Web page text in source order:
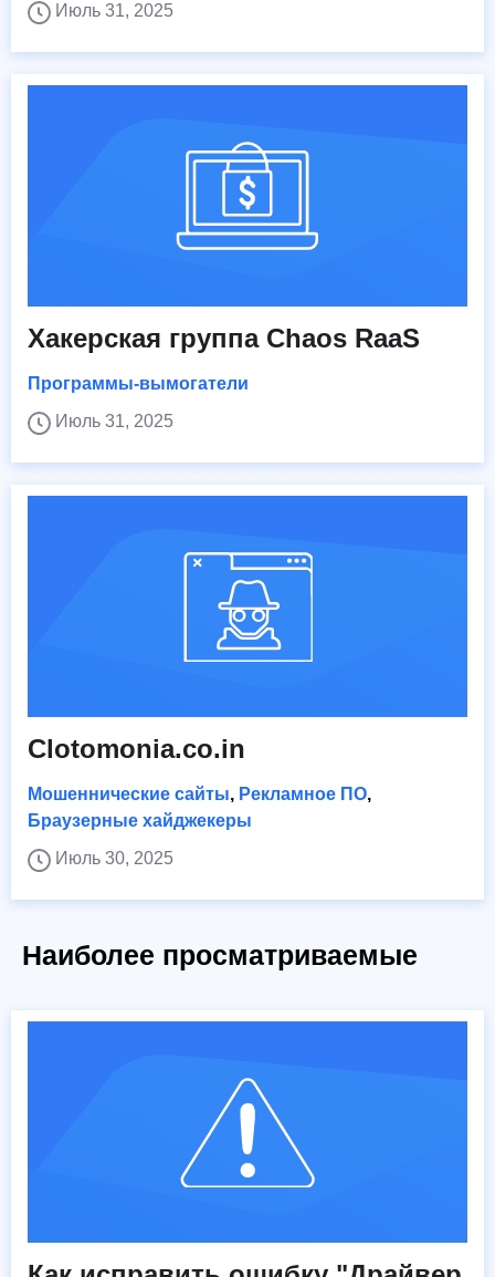
Июль 31, 2025
Хакерская группа Chaos RaaS
Программы-вымогатели
Июль 31, 2025
Clotomonia.co.in
Мошеннические сайты, Рекламное ПО,
Браузерные хайджекеры
Июль 30, 2025
Наиболее просматриваемые